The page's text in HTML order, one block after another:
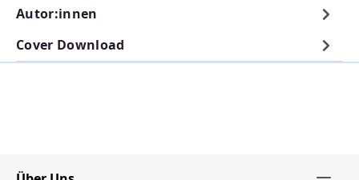
Autor:innen
Cover Download